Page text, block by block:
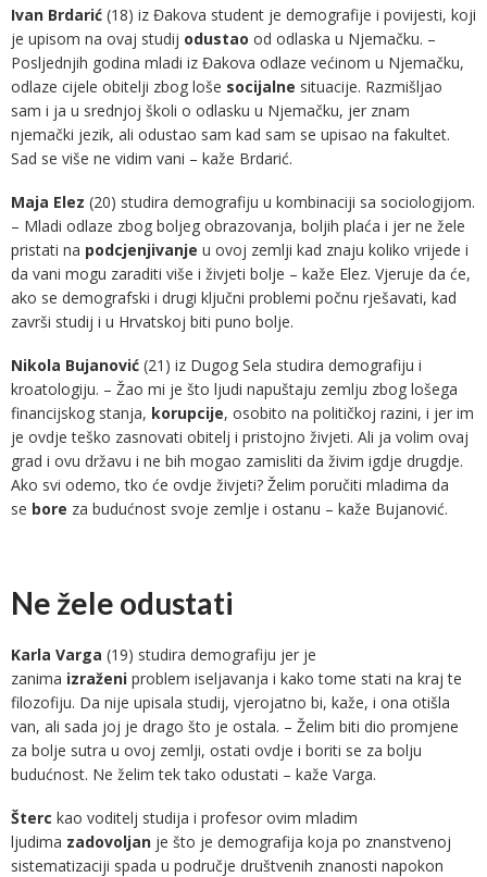
Ivan Brdarić (18) iz Đakova student je demografije i povijesti, koji
je upisom na ovaj studij odustao od odlaska u Njemačku. –
Posljednjih godina mladi iz Đakova odlaze većinom u Njemačku,
odlaze cijele obitelji zbog loše socijalne situacije. Razmišljao
sam i ja u srednjoj školi o odlasku u Njemačku, jer znam
njemački jezik, ali odustao sam kad sam se upisao na fakultet.
Sad se više ne vidim vani – kaže Brdarić.
Maja Elez (20) studira demografiju u kombinaciji sa sociologijom.
– Mladi odlaze zbog boljeg obrazovanja, boljih plaća i jer ne žele
pristati na podcjenjivanje u ovoj zemlji kad znaju koliko vrijede i
da vani mogu zaraditi više i živjeti bolje – kaže Elez. Vjeruje da će,
ako se demografski i drugi ključni problemi počnu rješavati, kad
završi studij i u Hrvatskoj biti puno bolje.
Nikola Bujanović (21) iz Dugog Sela studira demografiju i
kroatologiju. – Žao mi je što ljudi napuštaju zemlju zbog lošega
financijskog stanja, korupcije, osobito na političkoj razini, i jer im
je ovdje teško zasnovati obitelj i pristojno živjeti. Ali ja volim ovaj
grad i ovu državu i ne bih mogao zamisliti da živim igdje drugdje.
Ako svi odemo, tko će ovdje živjeti? Želim poručiti mladima da
se bore za budućnost svoje zemlje i ostanu – kaže Bujanović.
Ne žele odustati
Karla Varga (19) studira demografiju jer je
zanima izraženi problem iseljavanja i kako tome stati na kraj te
filozofiju. Da nije upisala studij, vjerojatno bi, kaže, i ona otišla
van, ali sada joj je drago što je ostala. – Želim biti dio promjene
za bolje sutra u ovoj zemlji, ostati ovdje i boriti se za bolju
budućnost. Ne želim tek tako odustati – kaže Varga.
Šterc kao voditelj studija i profesor ovim mladim
ljudima zadovoljan je što je demografija koja po znanstvenoj
sistematizaciji spada u područje društvenih znanosti napokon